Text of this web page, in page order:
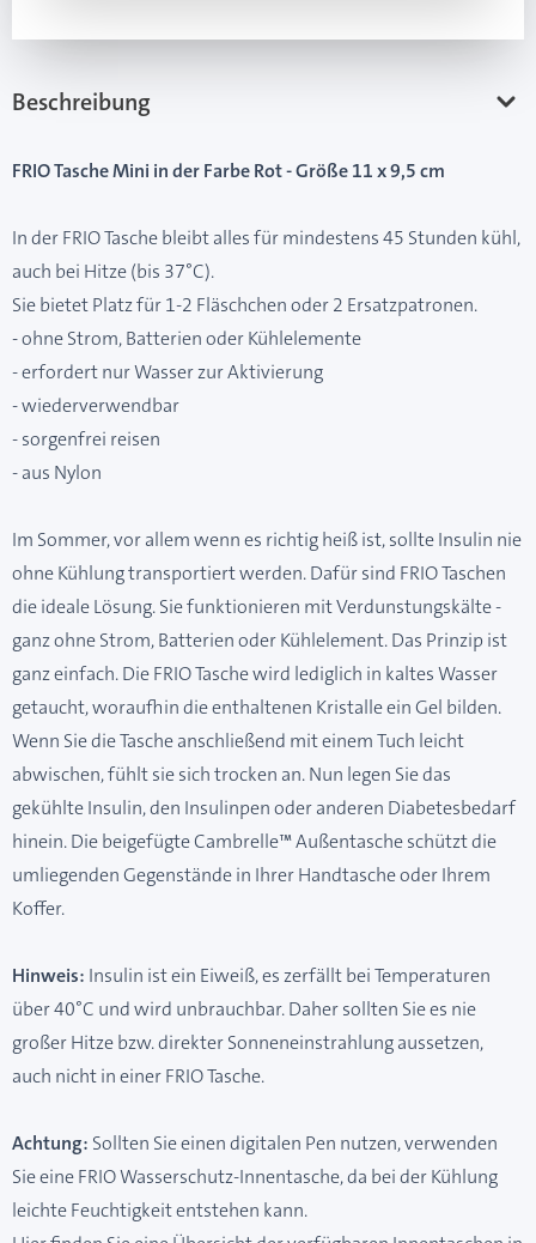
Beschreibung
FRIO Tasche Mini in der Farbe Rot - Größe 11 x 9,5 cm
In der FRIO Tasche bleibt alles für mindestens 45 Stunden kühl,
auch bei Hitze (bis 37°C).
Sie bietet Platz für 1-2 Fläschchen oder 2 Ersatzpatronen.
- ohne Strom, Batterien oder Kühlelemente
- erfordert nur Wasser zur Aktivierung
- wiederverwendbar
- sorgenfrei reisen
- aus Nylon
Im Sommer, vor allem wenn es richtig heiß ist, sollte Insulin nie
ohne Kühlung transportiert werden. Dafür sind FRIO Taschen
die ideale Lösung. Sie funktionieren mit Verdunstungskälte -
ganz ohne Strom, Batterien oder Kühlelement. Das Prinzip ist
ganz einfach. Die FRIO Tasche wird lediglich in kaltes Wasser
getaucht, woraufhin die enthaltenen Kristalle ein Gel bilden.
Wenn Sie die Tasche anschließend mit einem Tuch leicht
abwischen, fühlt sie sich trocken an. Nun legen Sie das
gekühlte Insulin, den Insulinpen oder anderen Diabetesbedarf
hinein. Die beigefügte Cambrelle™ Außentasche schützt die
umliegenden Gegenstände in Ihrer Handtasche oder Ihrem
Koffer.
Hinweis: Insulin ist ein Eiweiß, es zerfällt bei Temperaturen
über 40°C und wird unbrauchbar. Daher sollten Sie es nie
großer Hitze bzw. direkter Sonneneinstrahlung aussetzen,
auch nicht in einer FRIO Tasche.
Achtung: Sollten Sie einen digitalen Pen nutzen, verwenden
Sie eine FRIO Wasserschutz-Innentasche, da bei der Kühlung
leichte Feuchtigkeit entstehen kann.